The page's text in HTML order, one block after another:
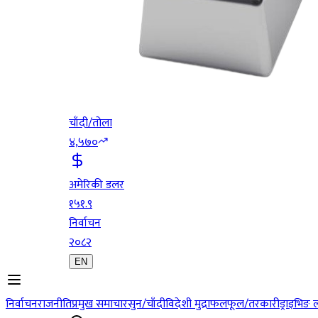
चाँदी/तोला
४,५७०
अमेरिकी डलर
१५१.९
निर्वाचन
२०८२
EN
निर्वाचनराजनीतिप्रमुख समाचारसुन/चाँदीविदेशी मुद्राफलफूल/तरकारी